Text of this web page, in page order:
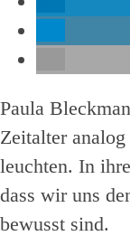
Paula
Zeitalter
leuchten. In
dass wir uns
bewusst sind.